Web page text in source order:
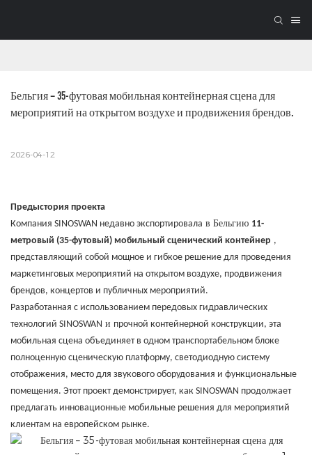
Бельгия – 35-футовая мобильная контейнерная сцена для
мероприятий на открытом воздухе и продвижения брендов.
2026-04-12
Предыстория проекта
Компания SINOSWAN недавно экспортировала в Бельгию 11-
метровый (35-футовый) мобильный сценический контейнер ,
представляющий собой мощное и гибкое решение для проведения
маркетинговых мероприятий на открытом воздухе, продвижения
брендов, концертов и публичных мероприятий.
Разработанная с использованием передовых гидравлических
технологий SINOSWAN и прочной контейнерной конструкции, эта
мобильная сцена объединяет в одном транспортабельном блоке
полноценную сценическую платформу, светодиодную систему
отображения, место для звукового оборудования и функциональные
помещения. Этот проект демонстрирует, как SINOSWAN продолжает
предлагать инновационные мобильные решения для мероприятий
клиентам на европейском рынке.